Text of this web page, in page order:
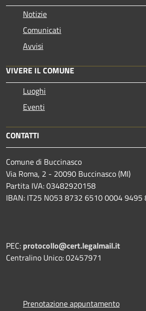
Notizie
Comunicati
Avvisi
VIVERE IL COMUNE
Luoghi
Eventi
CONTATTI
Comune di Buccinasco
Via Roma, 2 - 20090 Buccinasco (MI)
Partita IVA: 03482920158
IBAN: IT25 N053 8732 6510 0004 9495
PEC: protocollo@cert.legalmail.it
Centralino Unico: 02457971
Prenotazione appuntamento